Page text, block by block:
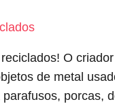
O
de metal
porcas,